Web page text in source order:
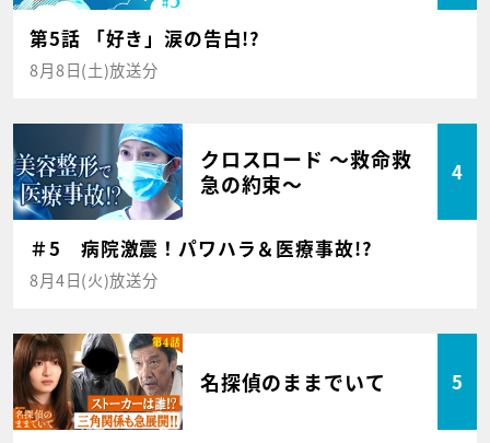
第5話 「好き」涙の告白!?
8月8日(土)放送分
クロスロード ～救命救
急の約束～
4
＃5 病院激震！パワハラ＆医療事故!?
8月4日(火)放送分
名探偵のままでいて 5